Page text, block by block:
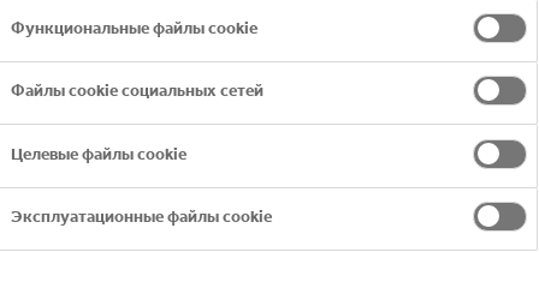
рост всей системы зависит от наших общих
а также взаимодействия и взаимной
Функциональные файлы cookie
Файлы cookie социальных сетей
Целевые файлы cookie
Эксплуатационные файлы cookie